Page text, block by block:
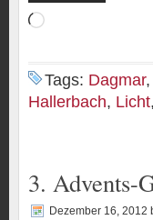
Wird
Tags: Dagmar,
Hallerbach, Licht,
3. Advents-
Dezember 16, 2012